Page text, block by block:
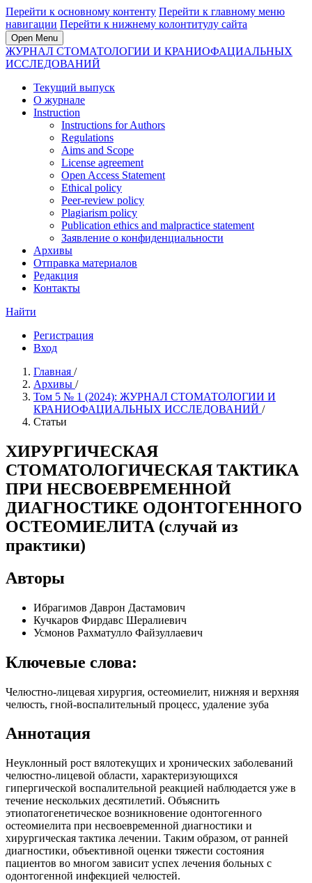
Перейти к основному контенту Перейти к главному меню
навигации Перейти к нижнему колонтитулу сайта
Open Menu
ЖУРНАЛ СТОМАТОЛОГИИ И КРАНИОФАЦИАЛЬНЫХ
ИССЛЕДОВАНИЙ
Текущий выпуск
О журнале
Instruction
Instructions for Authors
Regulations
Aims and Scope
License agreement
Open Access Statement
Ethical policy
Peer-review policy
Plagiarism policy
Publication ethics and malpractice statement
Заявление о конфиденциальности
Архивы
Отправка материалов
Редакция
Контакты
Найти
Регистрация
Вход
Главная /
Архивы /
Том 5 № 1 (2024): ЖУРНАЛ СТОМАТОЛОГИИ И
КРАНИОФАЦИАЛЬНЫХ ИССЛЕДОВАНИЙ /
Статьи
ХИРУРГИЧЕСКАЯ
СТОМАТОЛОГИЧЕСКАЯ ТАКТИКА
ПРИ НЕСВОЕВРЕМЕННОЙ
ДИАГНОСТИКЕ ОДОНТОГЕННОГО
ОСТЕОМИЕЛИТА (случай из
практики)
Авторы
Ибрагимов Даврон Дастамович
Кучкаров Фирдавс Шералиевич
Усмонов Рахматулло Файзуллаевич
Ключевые слова:
Челюстно-лицевая хирургия, остеомиелит, нижняя и верхняя
челюсть, гной-воспалительный процесс, удаление зуба
Аннотация
Неуклонный рост вялотекущих и хронических заболеваний
челюстно-лицевой области, характеризующихся
гипергической воспалительной реакцией наблюдается уже в
течение нескольких десятилетий. Объяснить
этиопатогенетическое возникновение одонтогенного
остеомиелита при несвоевременной диагностики и
хирургическая тактика лечении. Таким образом, от ранней
диагностики, объективной оценки тяжести состояния
пациентов во многом зависит успех лечения больных с
одонтогенной инфекцией челюстей.